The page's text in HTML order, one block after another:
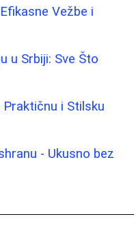
Vežbe i
u Srbiji: Sve Što
i Stilsku
- Ukusno bez